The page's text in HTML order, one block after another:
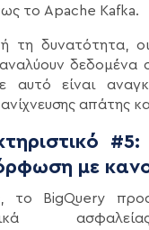
το Apache Kafka.
τη δυνατότητα,
δεδομένα
αυτό είναι
απάτης
#5:
με
το BigQuery